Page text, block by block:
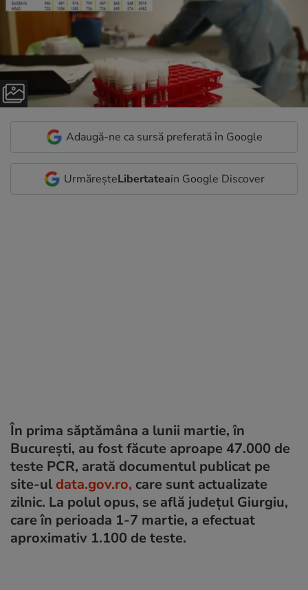
Adaugă-ne ca sursă preferată în Google
UrmăreșteLibertateain Google Discover
În prima săptămâna a lunii martie, în
București, au fost făcute aproape 47.000 de
teste PCR, arată documentul publicat pe
site-uldata.gov.ro, care sunt actualizate
zilnic. La polul opus, se află județul Giurgiu,
care în perioada 1-7 martie, a efectuat
aproximativ 1.100 de teste.